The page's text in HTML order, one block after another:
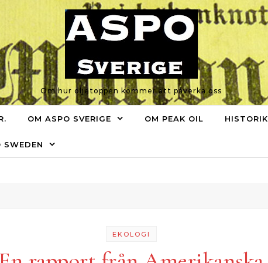
Om hur oljetoppen kommer att påverka oss
OM ASPO SVERIGE OM PEAK OIL HISTORIK
EKOLOGI